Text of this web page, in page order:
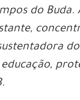
do Buda.